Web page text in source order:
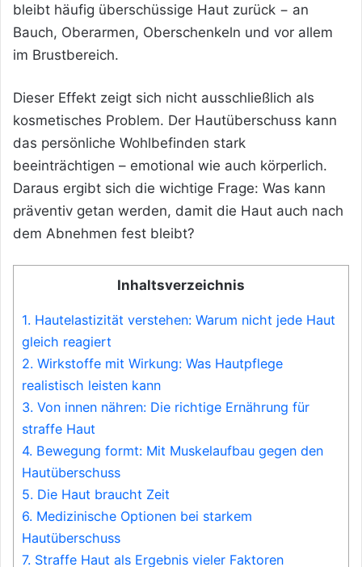
bleibt häufig überschüssige Haut zurück − an
Bauch, Oberarmen, Oberschenkeln und vor allem
im Brustbereich.
Dieser Effekt zeigt sich nicht ausschließlich als
kosmetisches Problem. Der Hautüberschuss kann
das persönliche Wohlbefinden stark
beeinträchtigen – emotional wie auch körperlich.
Daraus ergibt sich die wichtige Frage: Was kann
präventiv getan werden, damit die Haut auch nach
dem Abnehmen fest bleibt?
Inhaltsverzeichnis
1. Hautelastizität verstehen: Warum nicht jede Haut
gleich reagiert
2. Wirkstoffe mit Wirkung: Was Hautpflege
realistisch leisten kann
3. Von innen nähren: Die richtige Ernährung für
straffe Haut
4. Bewegung formt: Mit Muskelaufbau gegen den
Hautüberschuss
5. Die Haut braucht Zeit
6. Medizinische Optionen bei starkem
Hautüberschuss
7. Straffe Haut als Ergebnis vieler Faktoren